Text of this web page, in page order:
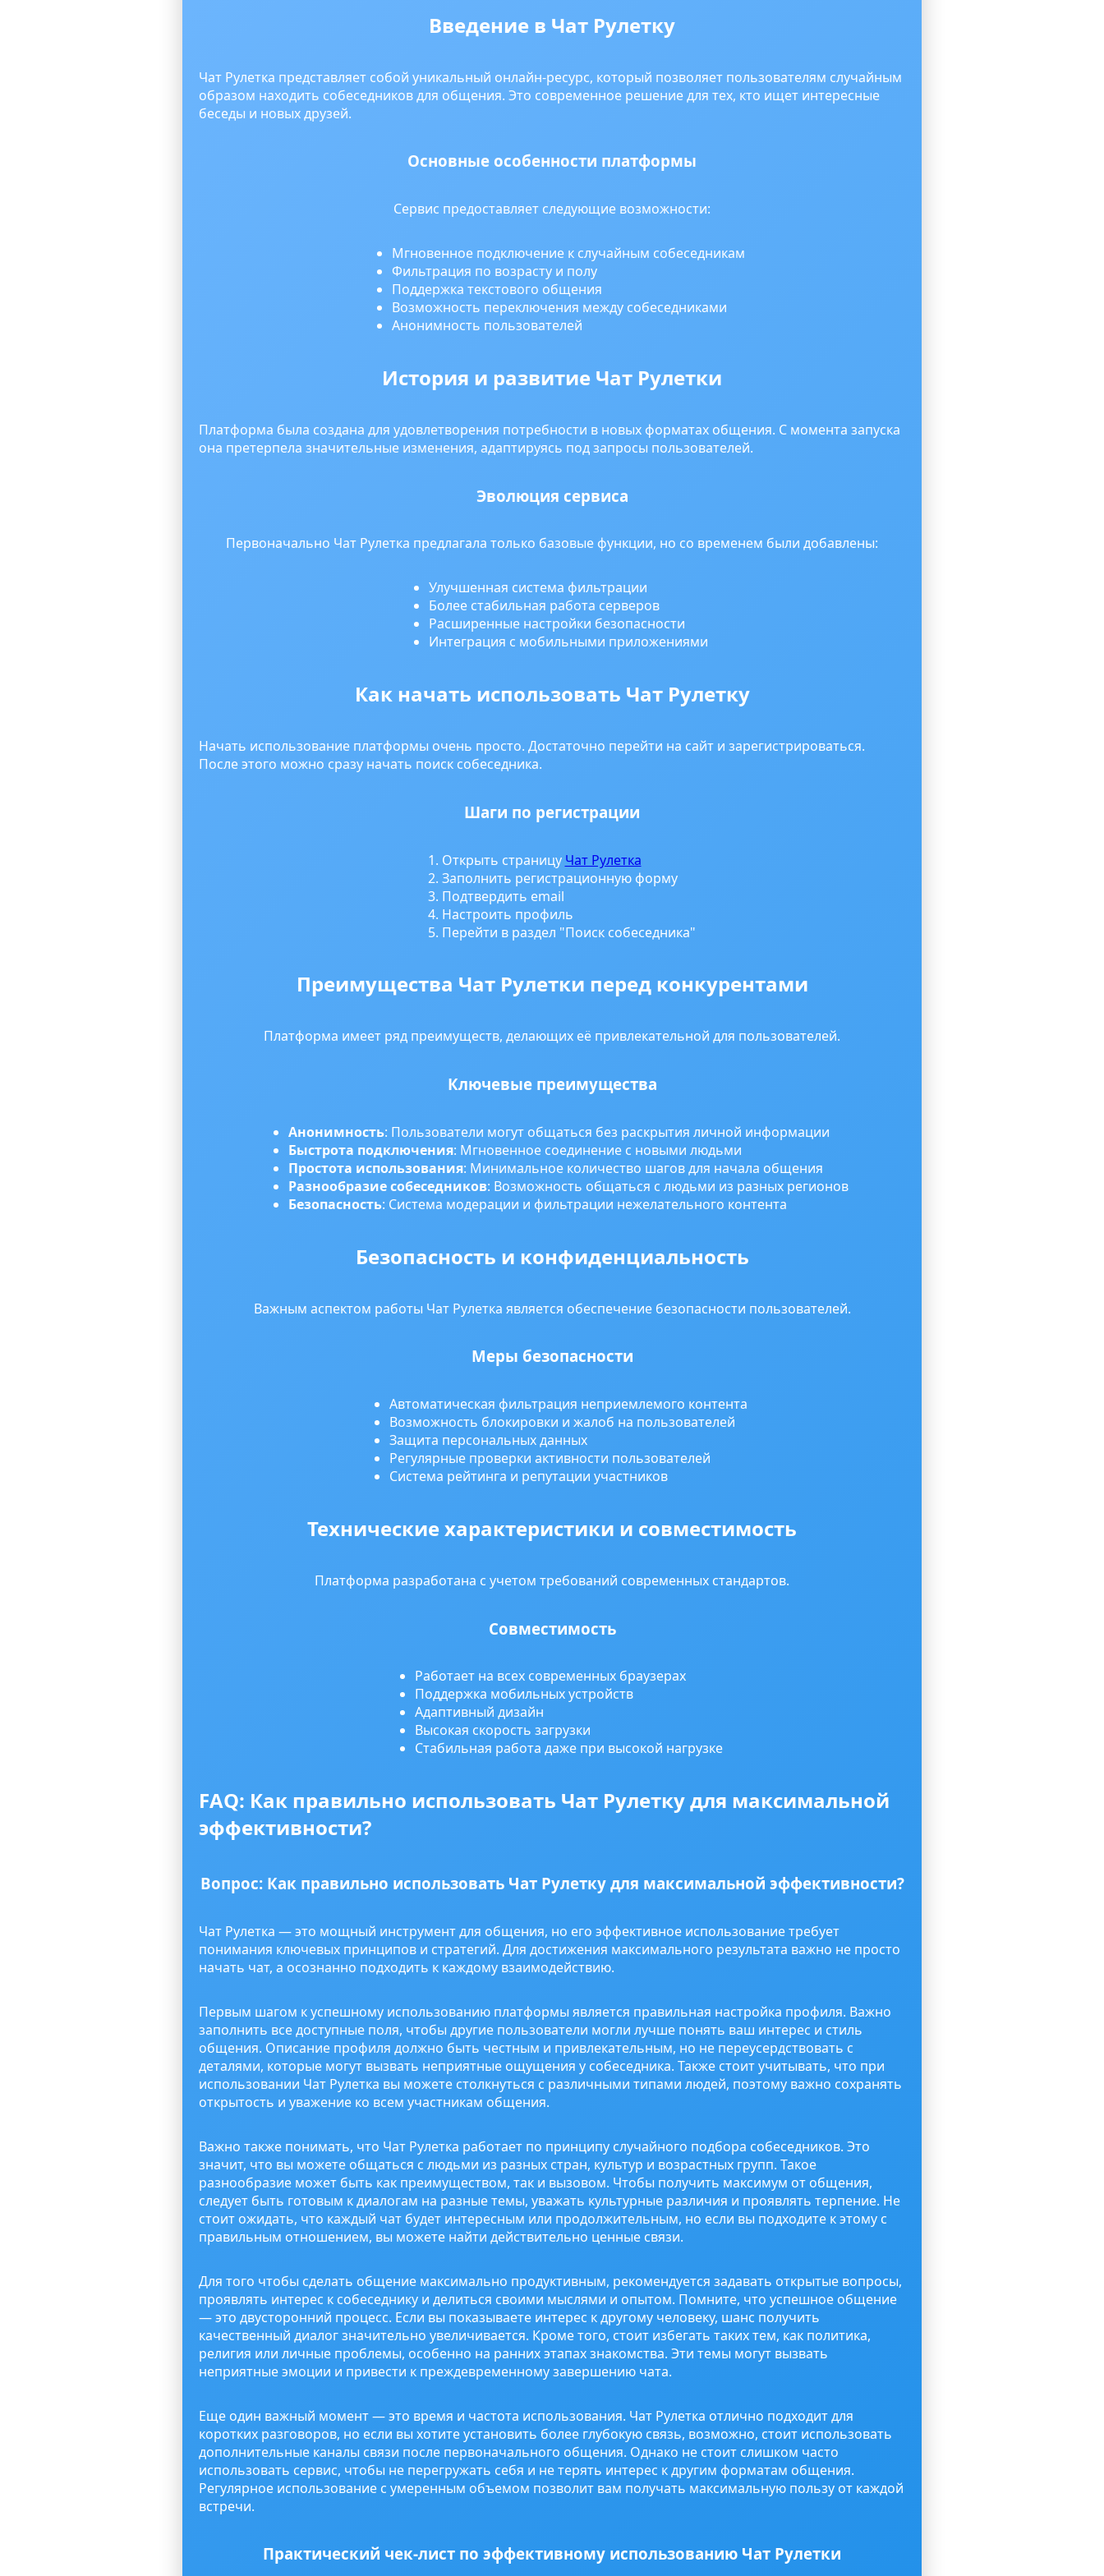
Введение в Чат Рулетку
Чат Рулетка представляет собой уникальный онлайн-ресурс, который позволяет пользователям случайным
образом находить собеседников для общения. Это современное решение для тех, кто ищет интересные
беседы и новых друзей.
Основные особенности платформы
Сервис предоставляет следующие возможности:
Мгновенное подключение к случайным собеседникам
Фильтрация по возрасту и полу
Поддержка текстового общения
Возможность переключения между собеседниками
Анонимность пользователей
История и развитие Чат Рулетки
Платформа была создана для удовлетворения потребности в новых форматах общения. С момента запуска
она претерпела значительные изменения, адаптируясь под запросы пользователей.
Эволюция сервиса
Первоначально Чат Рулетка предлагала только базовые функции, но со временем были добавлены:
Улучшенная система фильтрации
Более стабильная работа серверов
Расширенные настройки безопасности
Интеграция с мобильными приложениями
Как начать использовать Чат Рулетку
Начать использование платформы очень просто. Достаточно перейти на сайт и зарегистрироваться.
После этого можно сразу начать поиск собеседника.
Шаги по регистрации
Открыть страницу Чат Рулетка
Заполнить регистрационную форму
Подтвердить email
Настроить профиль
Перейти в раздел "Поиск собеседника"
Преимущества Чат Рулетки перед конкурентами
Платформа имеет ряд преимуществ, делающих её привлекательной для пользователей.
Ключевые преимущества
Анонимность: Пользователи могут общаться без раскрытия личной информации
Быстрота подключения: Мгновенное соединение с новыми людьми
Простота использования: Минимальное количество шагов для начала общения
Разнообразие собеседников: Возможность общаться с людьми из разных регионов
Безопасность: Система модерации и фильтрации нежелательного контента
Безопасность и конфиденциальность
Важным аспектом работы Чат Рулетка является обеспечение безопасности пользователей.
Меры безопасности
Автоматическая фильтрация неприемлемого контента
Возможность блокировки и жалоб на пользователей
Защита персональных данных
Регулярные проверки активности пользователей
Система рейтинга и репутации участников
Технические характеристики и совместимость
Платформа разработана с учетом требований современных стандартов.
Совместимость
Работает на всех современных браузерах
Поддержка мобильных устройств
Адаптивный дизайн
Высокая скорость загрузки
Стабильная работа даже при высокой нагрузке
FAQ: Как правильно использовать Чат Рулетку для максимальной
эффективности?
Вопрос: Как правильно использовать Чат Рулетку для максимальной эффективности?
Чат Рулетка — это мощный инструмент для общения, но его эффективное использование требует
понимания ключевых принципов и стратегий. Для достижения максимального результата важно не просто
начать чат, а осознанно подходить к каждому взаимодействию.
Первым шагом к успешному использованию платформы является правильная настройка профиля. Важно
заполнить все доступные поля, чтобы другие пользователи могли лучше понять ваш интерес и стиль
общения. Описание профиля должно быть честным и привлекательным, но не переусердствовать с
деталями, которые могут вызвать неприятные ощущения у собеседника. Также стоит учитывать, что при
использовании Чат Рулетка вы можете столкнуться с различными типами людей, поэтому важно сохранять
открытость и уважение ко всем участникам общения.
Важно также понимать, что Чат Рулетка работает по принципу случайного подбора собеседников. Это
значит, что вы можете общаться с людьми из разных стран, культур и возрастных групп. Такое
разнообразие может быть как преимуществом, так и вызовом. Чтобы получить максимум от общения,
следует быть готовым к диалогам на разные темы, уважать культурные различия и проявлять терпение. Не
стоит ожидать, что каждый чат будет интересным или продолжительным, но если вы подходите к этому с
правильным отношением, вы можете найти действительно ценные связи.
Для того чтобы сделать общение максимально продуктивным, рекомендуется задавать открытые вопросы,
проявлять интерес к собеседнику и делиться своими мыслями и опытом. Помните, что успешное общение
— это двусторонний процесс. Если вы показываете интерес к другому человеку, шанс получить
качественный диалог значительно увеличивается. Кроме того, стоит избегать таких тем, как политика,
религия или личные проблемы, особенно на ранних этапах знакомства. Эти темы могут вызвать
неприятные эмоции и привести к преждевременному завершению чата.
Еще один важный момент — это время и частота использования. Чат Рулетка отлично подходит для
коротких разговоров, но если вы хотите установить более глубокую связь, возможно, стоит использовать
дополнительные каналы связи после первоначального общения. Однако не стоит слишком часто
использовать сервис, чтобы не перегружать себя и не терять интерес к другим форматам общения.
Регулярное использование с умеренным объемом позволит вам получать максимальную пользу от каждой
встречи.
Практический чек-лист по эффективному использованию Чат Рулетки